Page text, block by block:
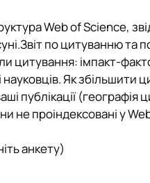
Web of Science,
по цитуванню та
цитування: імпакт-
Як збільшити
публікації
не проіндексовані у
анкету)